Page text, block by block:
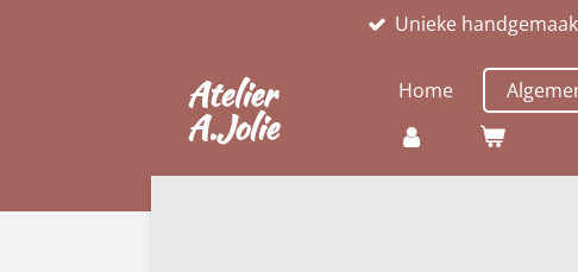
Unieke
Atelier
A.Jolie
Home